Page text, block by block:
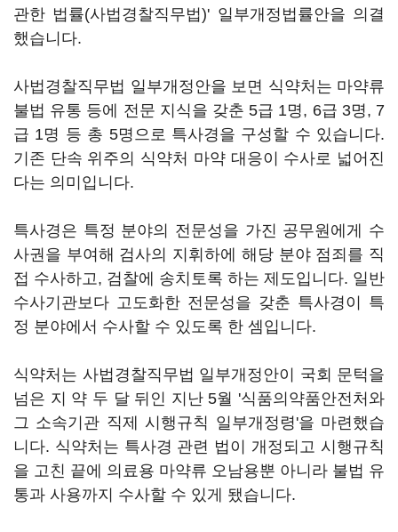
관한 법률(사법경찰직무법)' 일부개정법률안을 의결
했습니다.
사법경찰직무법 일부개정안을 보면 식약처는 마약류
불법 유통 등에 전문 지식을 갖춘 5급 1명, 6급 3명, 7
급 1명 등 총 5명으로 특사경을 구성할 수 있습니다.
기존 단속 위주의 식약처 마약 대응이 수사로 넓어진
다는 의미입니다.
특사경은 특정 분야의 전문성을 가진 공무원에게 수
사권을 부여해 검사의 지휘하에 해당 분야 점죄를 직
접 수사하고, 검찰에 송치토록 하는 제도입니다. 일반
수사기관보다 고도화한 전문성을 갖춘 특사경이 특
정 분야에서 수사할 수 있도록 한 셈입니다.
식약처는 사법경찰직무법 일부개정안이 국회 문턱을
넘은 지 약 두 달 뒤인 지난 5월 '식품의약품안전처와
그 소속기관 직제 시행규칙 일부개정령'을 마련했습
니다. 식약처는 특사경 관련 법이 개정되고 시행규칙
을 고친 끝에 의료용 마약류 오남용뿐 아니라 불법 유
통과 사용까지 수사할 수 있게 됐습니다.